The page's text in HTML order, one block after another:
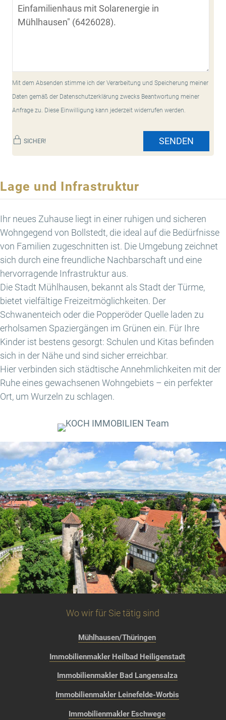
Mit dem Absenden stimme ich der Verarbeitung und Speicherung meiner
Daten gemäß der Datenschutzerklärung zwecks Beantwortung meiner
Anfrage zu. Diese Einwilligung kann jederzeit widerrufen werden.
SICHER! SENDEN
Lage und Infrastruktur
Ihr neues Zuhause liegt in einer ruhigen und sicheren
Wohngegend von Bollstedt, die ideal auf die Bedürfnisse
von Familien zugeschnitten ist. Die Umgebung zeichnet
sich durch eine freundliche Nachbarschaft und eine
hervorragende Infrastruktur aus.
Die Stadt Mühlhausen, bekannt als Stadt der Türme,
bietet vielfältige Freizeitmöglichkeiten. Der
Schwanenteich oder die Popperöder Quelle laden zu
erholsamen Spaziergängen im Grünen ein. Für Ihre
Kinder ist bestens gesorgt: Schulen und Kitas befinden
sich in der Nähe und sind sicher erreichbar.
Hier verbinden sich städtische Annehmlichkeiten mit der
Ruhe eines gewachsenen Wohngebiets – ein perfekter
Ort, um Wurzeln zu schlagen.
Wo wir für Sie tätig sind
Mühlhausen/Thüringen
Immobilienmakler Heilbad Heiligenstadt
Immobilienmakler Bad Langensalza
Immobilienmakler Leinefelde-Worbis
Immobilienmakler Eschwege